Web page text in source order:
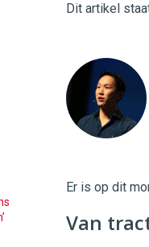
Dit artikel
Twinkle
|
Digital
Commerce
Er is op dit
Van